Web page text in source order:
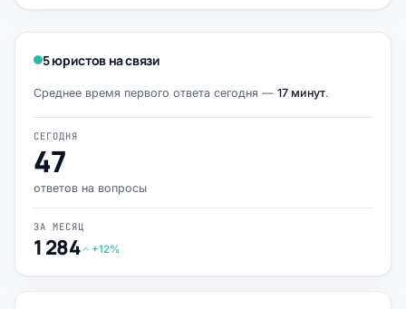
5 юристов на связи
Среднее время первого ответа сегодня — 17 минут.
СЕГОДНЯ
47
ответов на вопросы
ЗА МЕСЯЦ
1 284 +12%